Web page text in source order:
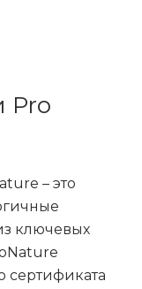
Pro
– это
ключевых
сертификата